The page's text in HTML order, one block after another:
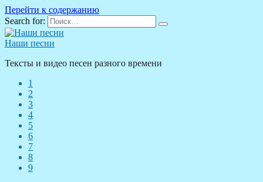
Перейти к содержанию
Search for:
Наши песни
Тексты и видео песен разного времени
1
2
3
4
5
6
7
8
9